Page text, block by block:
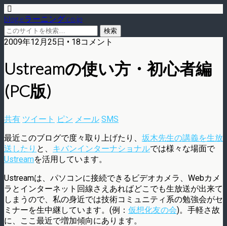
blog.eラーニング.co.jp
2009年12月25日 • 18コメント
Ustreamの使い方・初心者編
(PC版)
共有 ツイート ピン メール SMS
最近このブログで度々取り上げたり、 坂木先生の講義を生放
送したり と、 キバンインターナショナルでは様々な場面で
Ustreamを活用しています。
Ustreamは、パソコンに接続できるビデオカメラ、Webカメ
ラとインターネット回線さえあればどこでも生放送が出来て
しまうので、私の身近では技術コミュニティ系の勉強会がセ
ミナーを生中継しています。(例： 仮想化友の会)。手軽さ故
に、ここ最近で増加傾向にあります。